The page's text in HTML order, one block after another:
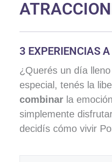
3 EXPERIENCIAS
¿Querés un día
especial, tenés la
combinar la
simplemente
decidís cómo vivir